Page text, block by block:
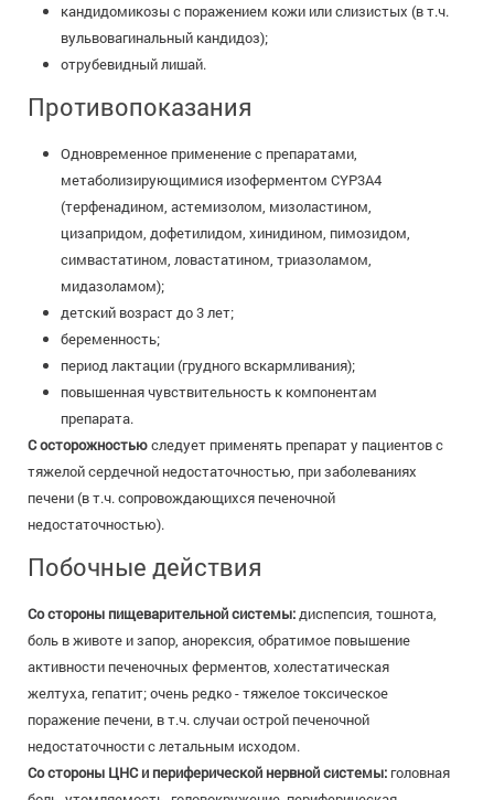
кандидомикозы с поражением кожи или слизистых (в т.ч.
вульвовагинальный кандидоз);
отрубевидный лишай.
Противопоказания
Одновременное применение с препаратами,
метаболизирующимися изоферментом CYP3A4
(терфенадином, астемизолом, мизоластином,
цизапридом, дофетилидом, хинидином, пимозидом,
симвастатином, ловастатином, триазоламом,
мидазоламом);
детский возраст до 3 лет;
беременность;
период лактации (грудного вскармливания);
повышенная чувствительность к компонентам
препарата.
С осторожностьюследует применять препарат у пациентов с
тяжелой сердечной недостаточностью, при заболеваниях
печени (в т.ч. сопровождающихся печеночной
недостаточностью).
Побочные действия
Со стороны пищеварительной системы:диспепсия, тошнота,
боль в животе и запор, анорексия, обратимое повышение
активности печеночных ферментов, холестатическая
желтуха, гепатит; очень редко - тяжелое токсическое
поражение печени, в т.ч. случаи острой печеночной
недостаточности с летальным исходом.
Со стороны ЦНС и периферической нервной системы: головная